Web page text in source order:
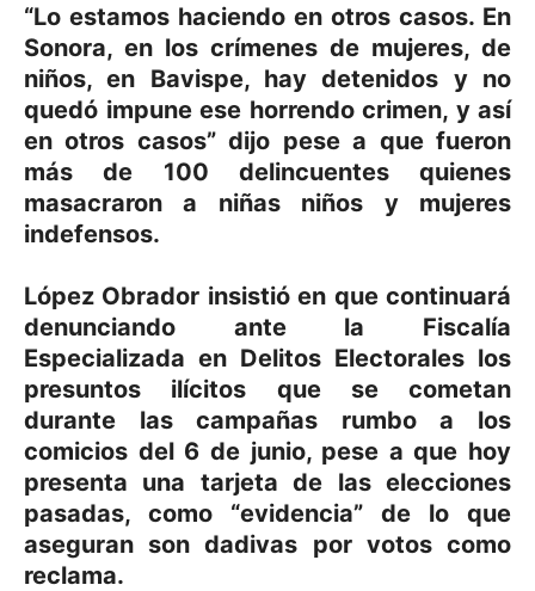
“Lo estamos haciendo en otros casos. En
Sonora, en los crímenes de mujeres, de
niños, en Bavispe, hay detenidos y no
quedó impune ese horrendo crimen, y así
en otros casos” dijo pese a que fueron
más de 100 delincuentes quienes
masacraron a niñas niños y mujeres
indefensos.
López Obrador insistió en que continuará
denunciando ante la Fiscalía
Especializada en Delitos Electorales los
presuntos ilícitos que se cometan
durante las campañas rumbo a los
comicios del 6 de junio, pese a que hoy
presenta una tarjeta de las elecciones
pasadas, como “evidencia” de lo que
aseguran son dadivas por votos como
reclama.